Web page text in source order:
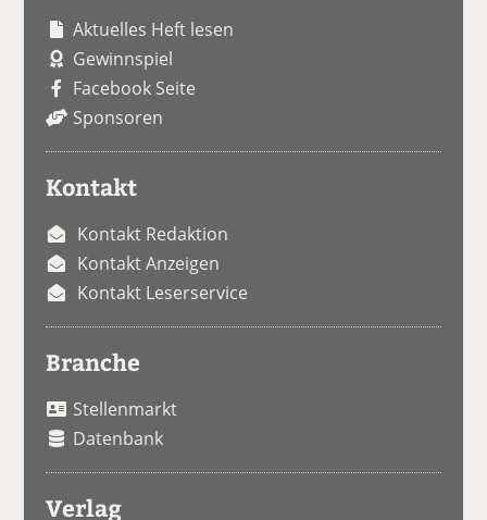
Aktuelles Heft lesen
Gewinnspiel
Facebook Seite
Sponsoren
Kontakt
Kontakt Redaktion
Kontakt Anzeigen
Kontakt Leserservice
Branche
Stellenmarkt
Datenbank
Verlag